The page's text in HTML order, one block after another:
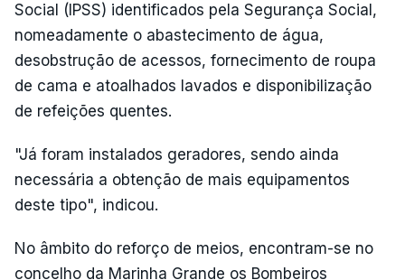
Social (IPSS) identificados pela Segurança Social,
nomeadamente o abastecimento de água,
desobstrução de acessos, fornecimento de roupa
de cama e atoalhados lavados e disponibilização
de refeições quentes.
"Já foram instalados geradores, sendo ainda
necessária a obtenção de mais equipamentos
deste tipo", indicou.
No âmbito do reforço de meios, encontram-se no
concelho da Marinha Grande os Bombeiros